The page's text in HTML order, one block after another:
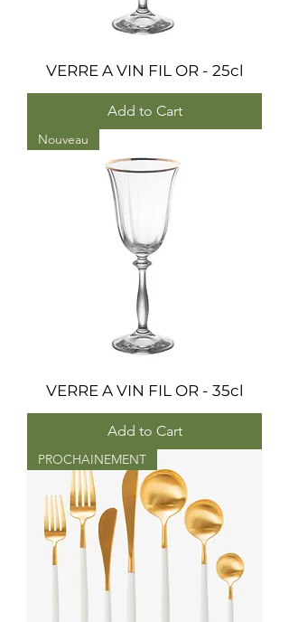
VERRE A VIN FIL OR - 25cl
Add to Cart
Nouveau
VERRE A VIN FIL OR - 35cl
Add to Cart
PROCHAINEMENT